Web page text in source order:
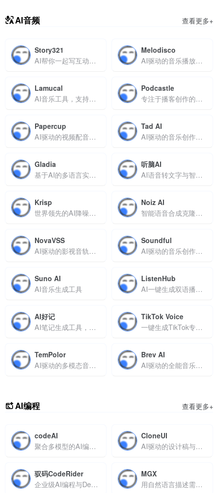
AI音频 查看更多+
Story321
AI帮你一起写互动故事
Melodisco
AI驱动的音乐播放器与生成器，探索和创作AI音乐
Lamucal
AI音乐工具，支持乐谱生成、AI翻唱及互动学习
Podcastle
专注于播客创作的AI工具平台
Papercup
AI驱动的视频配音与翻译
Tad AI
AI驱动的音乐创作平台，一键生成原创、免版税的专业级音乐
Gladia
基于AI的多语言实时语音转录和分析
听脑AI
AI语音转文字与智能会议助手，支持多语言及在线视频解析
Krisp
世界领先的AI降噪应用
Noiz AI
智能语音合成克隆，让多语言创作更高效
NovaVSS
AI驱动的影视音轨分离工具，一键提取人声、背景音乐与特效声
Soundful
AI驱动的音乐创作与分发平台，支持150+风格生成及商业版权授权
Suno AI
AI音乐生成工具
ListenHub
AI一键生成双语播客，智能适配学习与创作需求
AI好记
AI笔记生成工具，支持音视频转图文、思维导图与双语对照
TikTok Voice
一键生成TikTok专业语音，提升视频吸引力
TemPolor
AI驱动的多模态音乐生成平台，支持视频分析与免版权音效库
Brev AI
AI驱动的全能音乐生成平台，让文字秒变专业级原创音乐
AI编程 查看更多+
codeAI
聚合多模型的AI编程工作台
CloneUI
AI驱动的设计稿与网页转代码工具
驭码CodeRider
企业级AI编程与DevOps智能平台
MGX
用自然语言描述需求自动生成完整软件产品